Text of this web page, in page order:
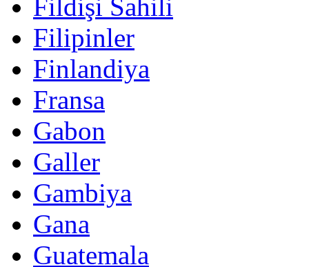
Fildişi Sahili
Filipinler
Finlandiya
Fransa
Gabon
Galler
Gambiya
Gana
Guatemala